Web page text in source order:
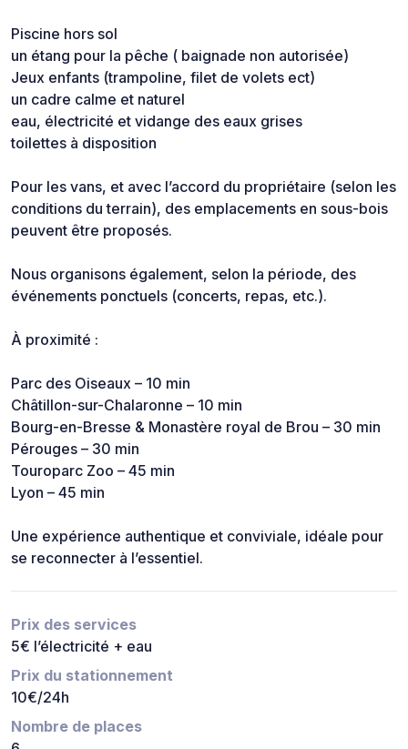
Piscine hors sol
un étang pour la pêche ( baignade non autorisée)
Jeux enfants (trampoline, filet de volets ect)
un cadre calme et naturel
eau, électricité et vidange des eaux grises
toilettes à disposition
Pour les vans, et avec l’accord du propriétaire (selon les
conditions du terrain), des emplacements en sous-bois
peuvent être proposés.
Nous organisons également, selon la période, des
événements ponctuels (concerts, repas, etc.).
À proximité :
Parc des Oiseaux – 10 min
Châtillon-sur-Chalaronne – 10 min
Bourg-en-Bresse & Monastère royal de Brou – 30 min
Pérouges – 30 min
Touroparc Zoo – 45 min
Lyon – 45 min
Une expérience authentique et conviviale, idéale pour
se reconnecter à l’essentiel.
Prix des services
5€ l’électricité + eau
Prix du stationnement
10€/24h
Nombre de places